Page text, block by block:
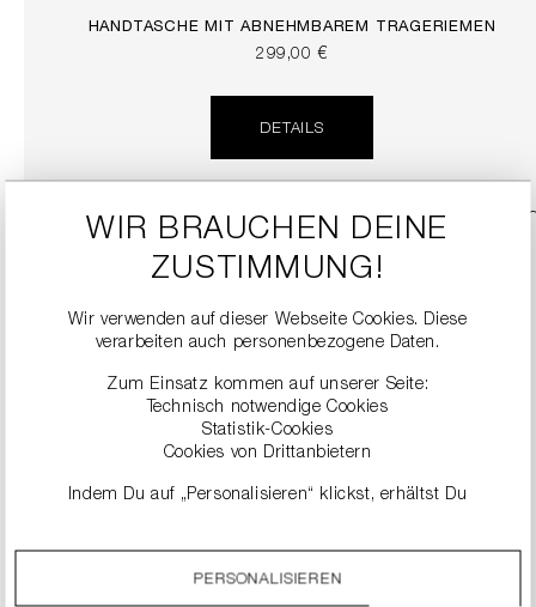
HANDTASCHE MIT ABNEHMBAREM TRAGERIEMEN
299,00 €
DETAILS
DETAILS
WIR BRAUCHEN DEINE
ZUSTIMMUNG!
Wir verwenden auf dieser Webseite Cookies. Diese
verarbeiten auch personenbezogene Daten.
Zum Einsatz kommen auf unserer Seite:
Technisch notwendige Cookies
Statistik-Cookies
Cookies von Drittanbietern
Indem Du auf „Personalisieren“ klickst, erhältst Du
Durch einen Klick auf das Auswahlfeld „Alle akzeptieren“
PERSONALISIEREN